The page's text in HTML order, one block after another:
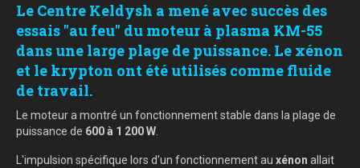
Le Centre Keldysh a mené avec succès des
essais "au feu" du moteur à plasma KM-55
dans une large plage de puissance. Le xénon
et le krypton ont été utilisés comme fluide
de travail.
Le moteur a montré un fonctionnement stable dans la plage de
puissance de 600 à 1 200 W.
L'impulsion spécifique lors d'un fonctionnement au xénon allait